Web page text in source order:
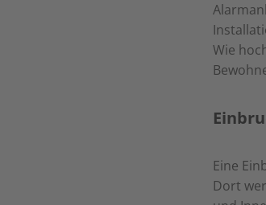
Wie
Eine
Dort